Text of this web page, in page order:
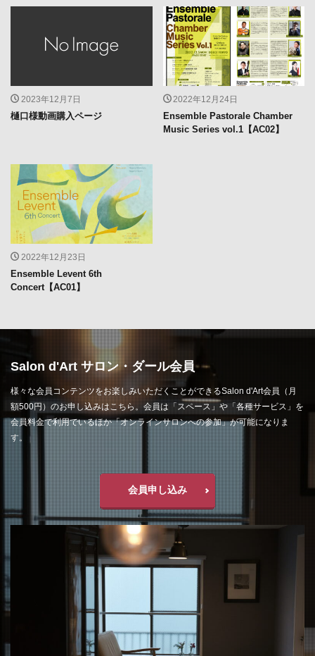
2023年12月7日
樋口様動画購入ページ
2022年12月24日
Ensemble Pastorale Chamber
Music Series vol.1【AC02】
2022年12月23日
Ensemble Levent 6th
Concert【AC01】
Salon d'Art サロン・ダール会員
様々な会員コンテンツをお楽しみいただくことができるSalon d'Art会員（月
額500円）のお申し込みはこちら。会員は「スペース」や「各種サービス」を
会員料金で利用でいるほか「オンラインサロンへの参加」が可能になりま
す。
会員申し込み